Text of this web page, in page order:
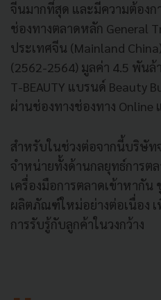
จีนมากที่สุด และมีความต้องก
ช่องทางตลาดหลัก General
ประเทศจีน (Mainland
(2562-2564) มูลค่า 4.5 พัน
T-BEAUTY แบรนด์ Beauty
ผ่านช่องทางช่องทาง Online
สำหรับในช่วงต่อจากนี้บริษั
จำหน่ายทั้งด้านกลยุทธ์การต
เครื่องมือการตลาดเข้าหา
ผลิตภัณฑ์ใหม่อย่างต่อเนื่อง
การรับรู้กับลูกค้าในวงกว้าง